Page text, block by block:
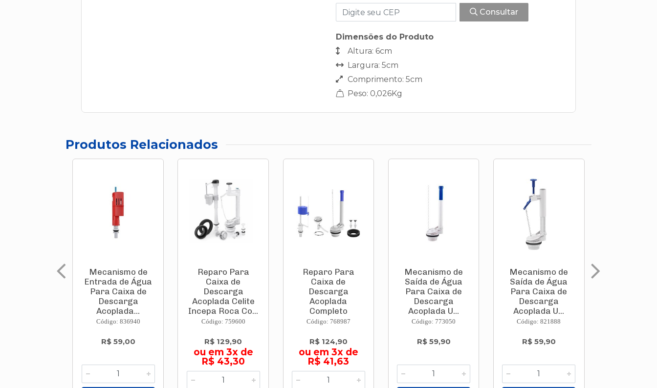
Consultar
Dimensões do Produto
Altura: 6cm
Largura: 5cm
Comprimento: 5cm
Peso: 0,026Kg
Produtos Relacionados
Mecanismo de
Entrada de Água
Para Caixa de
Descarga
Acoplada...
Código: 836940
R$ 59,00
Reparo Para
Caixa de
Descarga
Acoplada Celite
Incepa Roca Co...
Código: 759600
R$ 129,90
ou em 3x de
R$ 43,30
Reparo Para
Caixa de
Descarga
Acoplada
Completo
Universal Ac...
Código: 768987
R$ 124,90
ou em 3x de
R$ 41,63
Mecanismo de
Saída de Água
Para Caixa de
Descarga
Acoplada U...
Código: 773050
R$ 59,90
Mecanismo de
Saída de Água
Para Caixa de
Descarga
Acoplada U...
Código: 821888
R$ 59,90